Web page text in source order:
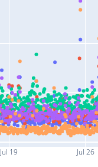
Jul 19 Jul 26